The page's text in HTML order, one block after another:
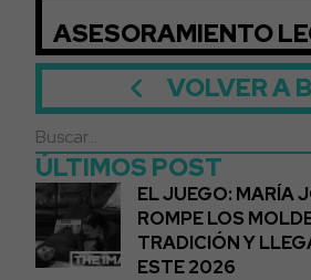
VOLVER A
ÚLTIMOS POST
EL JUEGO: MARÍA
ROMPE LOS
TRADICIÓN Y
ESTE 2026